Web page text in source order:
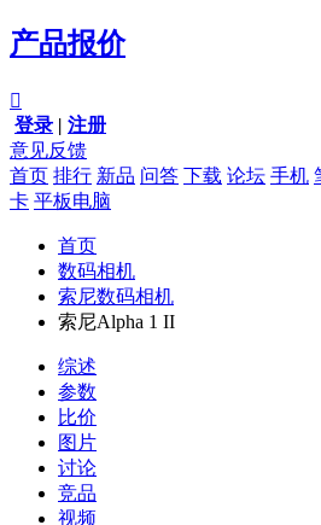
产品报价

登录 | 注册
意见反馈
首页 排行 新品 问答 下载 论坛 手机
卡 平板电脑
首页
数码相机
索尼数码相机
索尼Alpha 1 II
综述
参数
比价
图片
讨论
竞品
视频